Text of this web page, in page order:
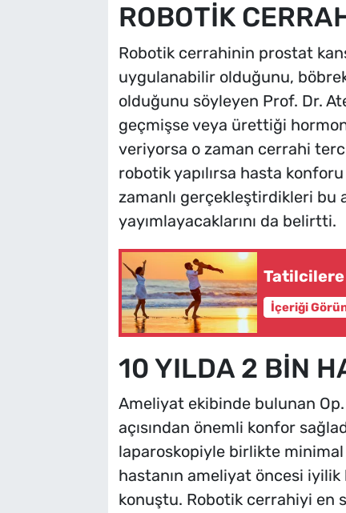
ROBOTİK
Robotik cerrahinin prostat
uygulanabilir olduğunu,
olduğunu söyleyen Prof. Dr.
geçmişse veya ürettiği
veriyorsa o zaman cerrahi
robotik yapılırsa hasta
zamanlı gerçekleştirdikleri bu
yayımlayacaklarını da belirtti.
Tatilcilere
İçeriği
10 YILDA 2 BİN
Ameliyat ekibinde bulunan
açısından önemli konfor
laparoskopiyle birlikte
hastanın ameliyat öncesi
konuştu. Robotik cerrahiyi en